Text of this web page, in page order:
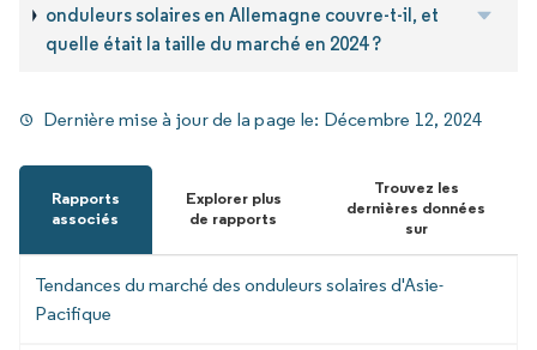
onduleurs solaires en Allemagne couvre-t-il, et
quelle était la taille du marché en 2024 ?
Dernière mise à jour de la page le: Décembre 12, 2024
Rapports
associés
Explorer plus
de rapports
Trouvez les
dernières données
sur
Tendances du marché des onduleurs solaires d'Asie-
Pacifique